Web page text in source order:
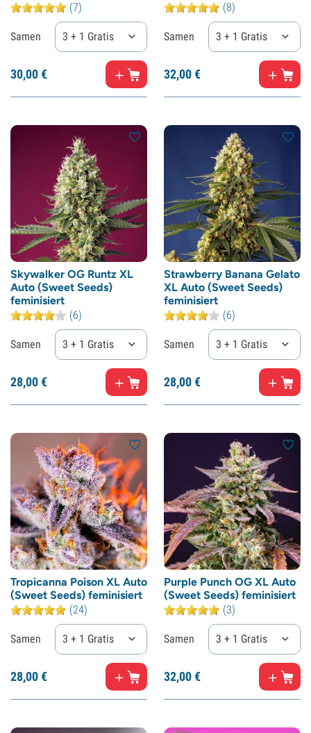
(7)
Samen 3 + 1 Gratis
30,00€
(8)
Samen 3 + 1 Gratis
32,00€
Skywalker OG Runtz XL
Auto (Sweet Seeds)
feminisiert
(6)
Samen 3 + 1 Gratis
28,00€
Strawberry Banana Gelato
XL Auto (Sweet Seeds)
feminisiert
(6)
Samen 3 + 1 Gratis
28,00€
Tropicanna Poison XL Auto
(Sweet Seeds) feminisiert
(24)
Samen 3 + 1 Gratis
28,00€
Purple Punch OG XL Auto
(Sweet Seeds) feminisiert
(3)
Samen 3 + 1 Gratis
32,00€